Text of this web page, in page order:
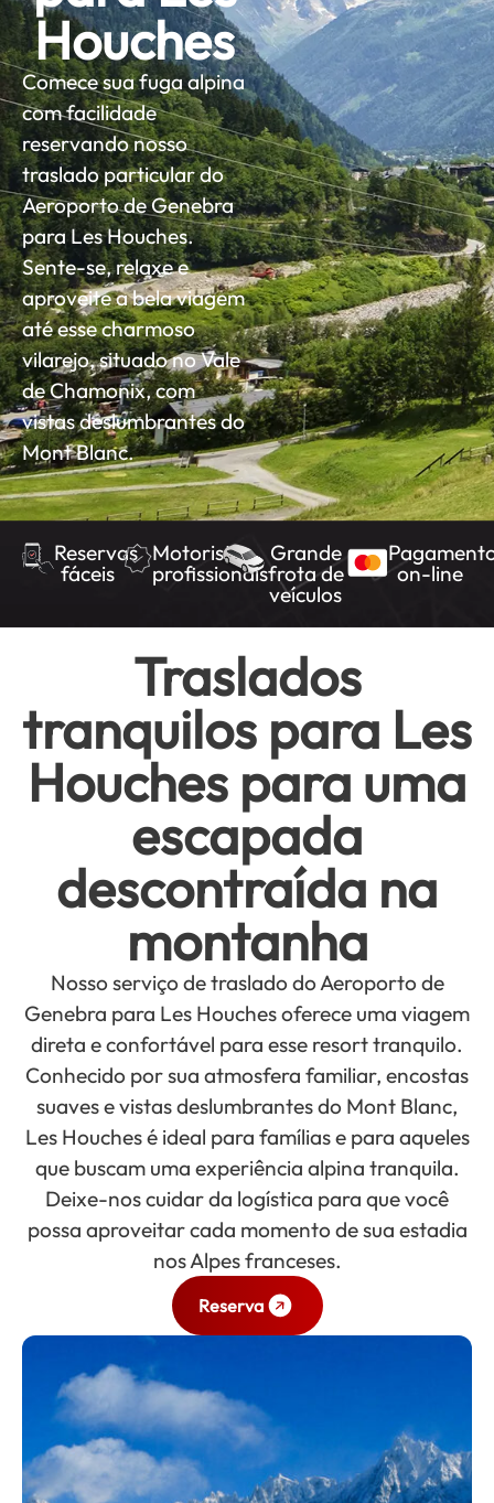
Houches
Comece sua fuga alpina
com facilidade
reservando nosso
traslado particular do
Aeroporto de Genebra
para Les Houches.
Sente-se, relaxe e
aproveite a bela viagem
até esse charmoso
vilarejo, situado no Vale
de Chamonix, com
vistas deslumbrantes do
Mont Blanc.
Reservas
fáceis
Motoristas
profissionais
Grande
frota de
veículos
on-line
Traslados
tranquilos para Les
Houches para uma
escapada
descontraída na
montanha
Nosso serviço de traslado do Aeroporto de
Genebra para Les Houches oferece uma viagem
direta e confortável para esse resort tranquilo.
Conhecido por sua atmosfera familiar, encostas
suaves e vistas deslumbrantes do Mont Blanc,
Les Houches é ideal para famílias e para aqueles
que buscam uma experiência alpina tranquila.
Deixe-nos cuidar da logística para que você
possa aproveitar cada momento de sua estadia
nos Alpes franceses.
Reserva